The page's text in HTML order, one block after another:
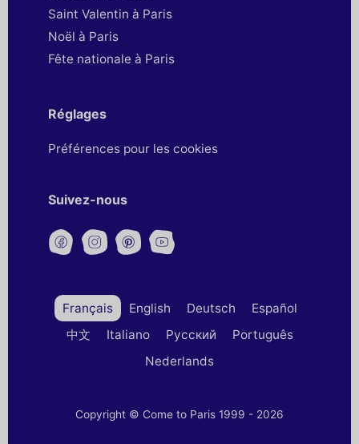
Saint Valentin à Paris
Noël à Paris
Fête nationale à Paris
Réglages
Préférences pour les cookies
Suivez-nous
Français English Deutsch
Español
中文
Italiano Русский
Português
Nederlands
Copyright © Come to Paris 1999 - 2026